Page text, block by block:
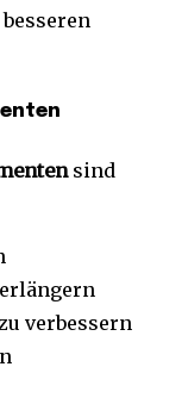
sind
verbessern